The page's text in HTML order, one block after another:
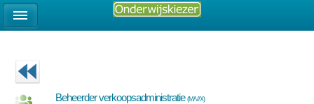
Beheerder verkoopsadministratie(M/V/X)